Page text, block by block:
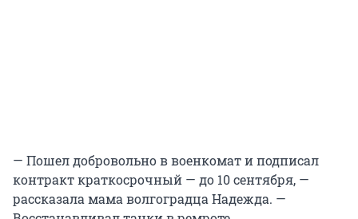
— Пошел добровольно в военкомат и подписал
контракт краткосрочный — до 10 сентября, —
рассказала мама волгоградца Надежда. —